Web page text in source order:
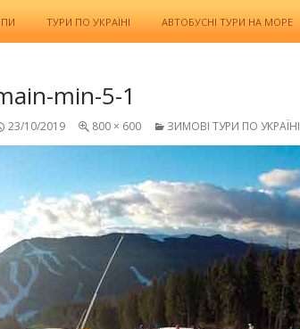
ТУРИ ПО УКРАЇНІ АВТОБУСНІ ТУРИ НА МОРЕ
min-5-1
23/10/2019 800 × 600 ЗИМОВІ ТУРИ ПО УКРАЇНІ